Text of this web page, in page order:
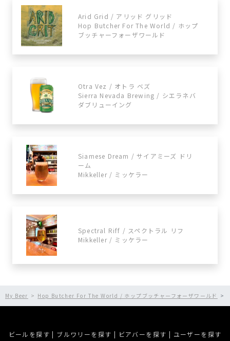
Arid Grid / アリッド グリッド
Hop Butcher For The World / ホップ
ブッチャーフォーザワールド
Otra Vez / オトラ ベズ
Sierra Nevada Brewing / シエラネバ
ダブリューイング
Siamese Dream / サイアミーズ ドリ
ーム
Mikkeller / ミッケラー
Spectral Riff / スペクトラル リフ
Mikkeller / ミッケラー
My Beer Hop Butcher For The World / ホップブッチャーフォーザワールド
ビールを探す | ブルワリーを探す | ビアバーを探す | ユーザーを探す